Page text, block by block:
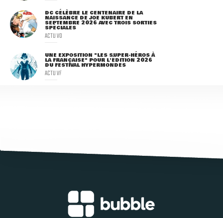
DC CÉLÈBRE LE CENTENAIRE DE LA
NAISSANCE DE JOE KUBERT EN
SEPTEMBRE 2026 AVEC TROIS SORTIES
SPÉCIALES
ACTU VO
UNE EXPOSITION "LES SUPER-HÉROS À
LA FRANÇAISE" POUR L'ÉDITION 2026
DU FESTIVAL HYPERMONDES
ACTU VF